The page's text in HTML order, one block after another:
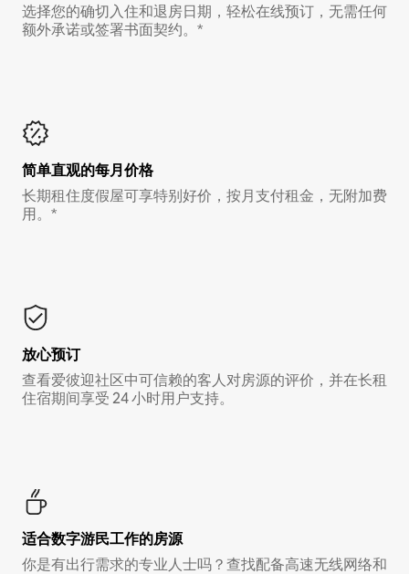
选择您的确切入住和退房日期，轻松在线预订，无需任何
额外承诺或签署书面契约。*
简单直观的每月价格
长期租住度假屋可享特别好价，按月支付租金，无附加费
用。*
放心预订
查看爱彼迎社区中可信赖的客人对房源的评价，并在长租
住宿期间享受 24 小时用户支持。
适合数字游民工作的房源
你是有出行需求的专业人士吗？查找配备高速无线网络和